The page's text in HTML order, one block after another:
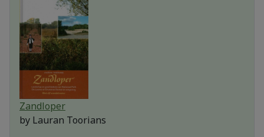
Zandloper
by Lauran Toorians